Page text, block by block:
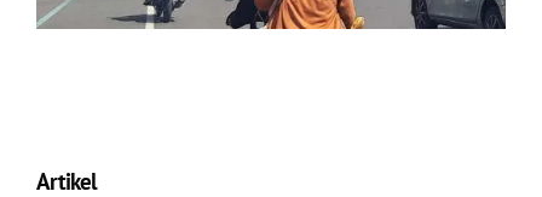
Artikel